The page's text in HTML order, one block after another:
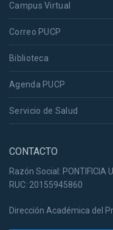
Campus Virtual
Correo PUCP
Biblioteca
Agenda PUCP
Servicio de Salud
CONTACTO
Razón Social: PONTIFICIA
RUC: 20155945860
Dirección Académica del